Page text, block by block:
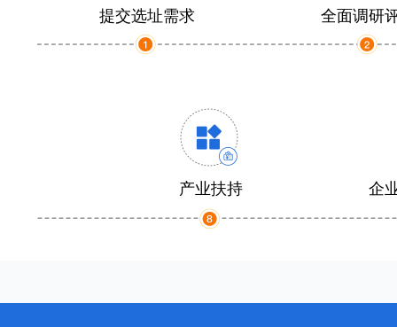
提交选址需求 全面调研
产业扶持 企